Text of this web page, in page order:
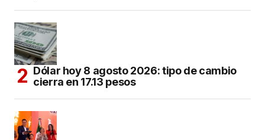
Dólar hoy 8 agosto 2026: tipo de cambio
cierra en 17.13 pesos